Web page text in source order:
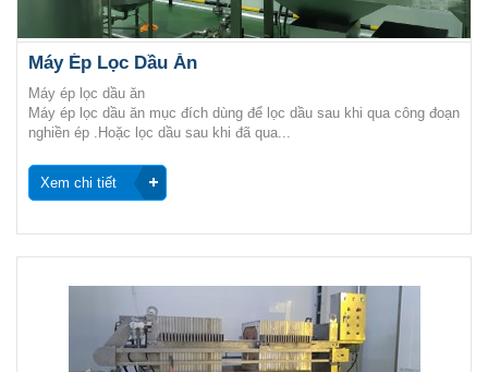
Máy Ép Lọc Dầu Ăn
Máy ép lọc dầu ăn
Máy ép lọc dầu ăn mục đích dùng để lọc dầu sau khi qua công đoạn
nghiền ép .Hoặc lọc dầu sau khi đã qua...
Xem chi tiết